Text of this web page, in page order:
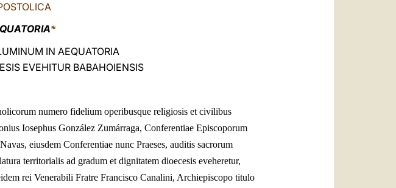
*
IN AEQUATORIA
EVEHITUR BABAHOIENSIS
numero fidelium operibusque religiosis et civilibus
Iosephus González Zumárraga, Conferentiae Episcoporum
eiusdem Conferentiae nunc Praeses, auditis sacrorum
territorialis ad gradum et dignitatem dioecesis eveheretur,
rei Venerabili Fratre Francisco Canalini, Archiepiscopo titulo